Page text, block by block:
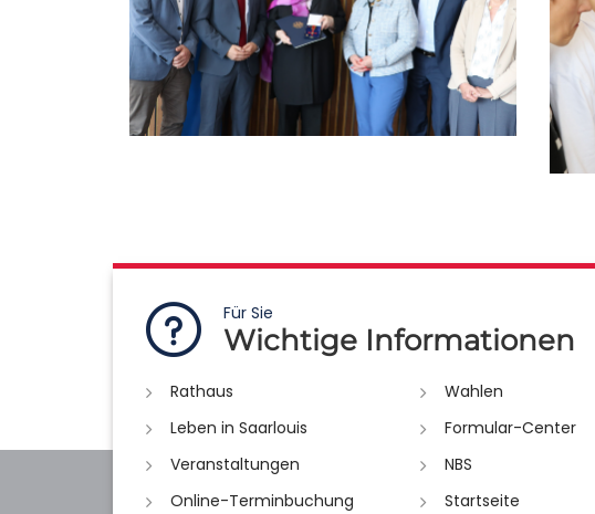
Für Sie
Wichtige Informationen
Rathaus
Wahlen
Leben in Saarlouis
Formular-Center
Veranstaltungen
NBS
Online-Terminbuchung
Startseite